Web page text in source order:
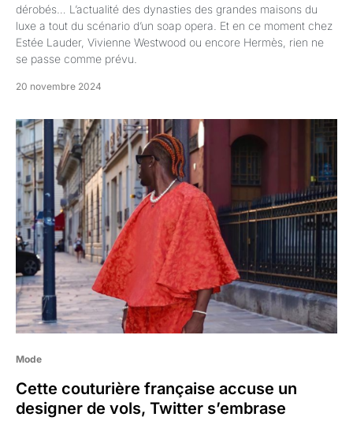
dérobés… L’actualité des dynasties des grandes maisons du
luxe a tout du scénario d’un soap opera. Et en ce moment chez
Estée Lauder, Vivienne Westwood ou encore Hermès, rien ne
se passe comme prévu.
20 novembre 2024
Mode
Cette couturière française accuse un
designer de vols, Twitter s’embrase